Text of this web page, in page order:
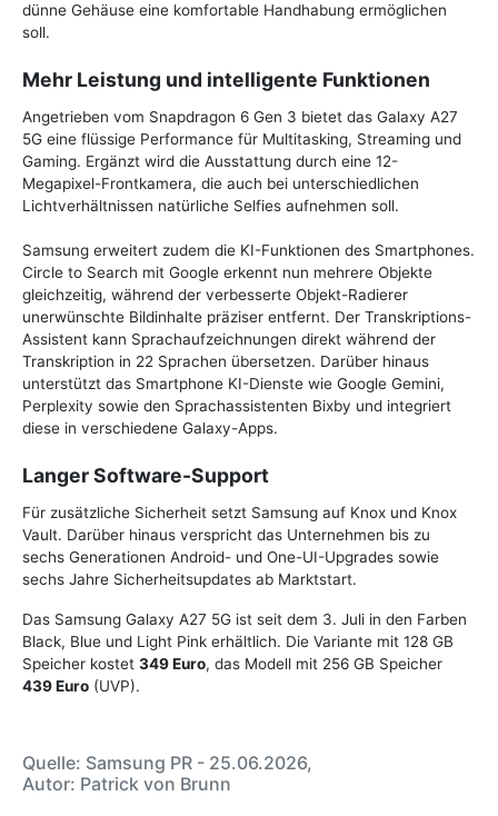
dünne Gehäuse eine komfortable Handhabung ermöglichen
soll.
Mehr Leistung und intelligente Funktionen
Angetrieben vom Snapdragon 6 Gen 3 bietet das Galaxy A27
5G eine flüssige Performance für Multitasking, Streaming und
Gaming. Ergänzt wird die Ausstattung durch eine 12-
Megapixel-Frontkamera, die auch bei unterschiedlichen
Lichtverhältnissen natürliche Selfies aufnehmen soll.
Samsung erweitert zudem die KI-Funktionen des Smartphones.
Circle to Search mit Google erkennt nun mehrere Objekte
gleichzeitig, während der verbesserte Objekt-Radierer
unerwünschte Bildinhalte präziser entfernt. Der Transkriptions-
Assistent kann Sprachaufzeichnungen direkt während der
Transkription in 22 Sprachen übersetzen. Darüber hinaus
unterstützt das Smartphone KI-Dienste wie Google Gemini,
Perplexity sowie den Sprachassistenten Bixby und integriert
diese in verschiedene Galaxy-Apps.
Langer Software-Support
Für zusätzliche Sicherheit setzt Samsung auf Knox und Knox
Vault. Darüber hinaus verspricht das Unternehmen bis zu
sechs Generationen Android- und One-UI-Upgrades sowie
sechs Jahre Sicherheitsupdates ab Marktstart.
Das Samsung Galaxy A27 5G ist seit dem 3. Juli in den Farben
Black, Blue und Light Pink erhältlich. Die Variante mit 128 GB
Speicher kostet 349 Euro, das Modell mit 256 GB Speicher
439 Euro (UVP).
Quelle: Samsung PR - 25.06.2026,
Autor: Patrick von Brunn